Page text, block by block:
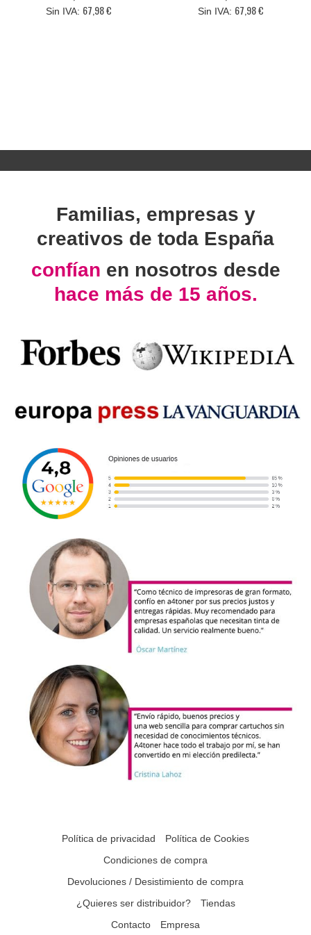
67,98 € 67,98 €
Familias, empresas y
creativos de toda España
confían en nosotros desde
hace más de 15 años.
Política de privacidad
Política de Cookies
Condiciones de compra
Devoluciones / Desistimiento de compra
¿Quieres ser distribuidor?
Tiendas
Contacto
Empresa